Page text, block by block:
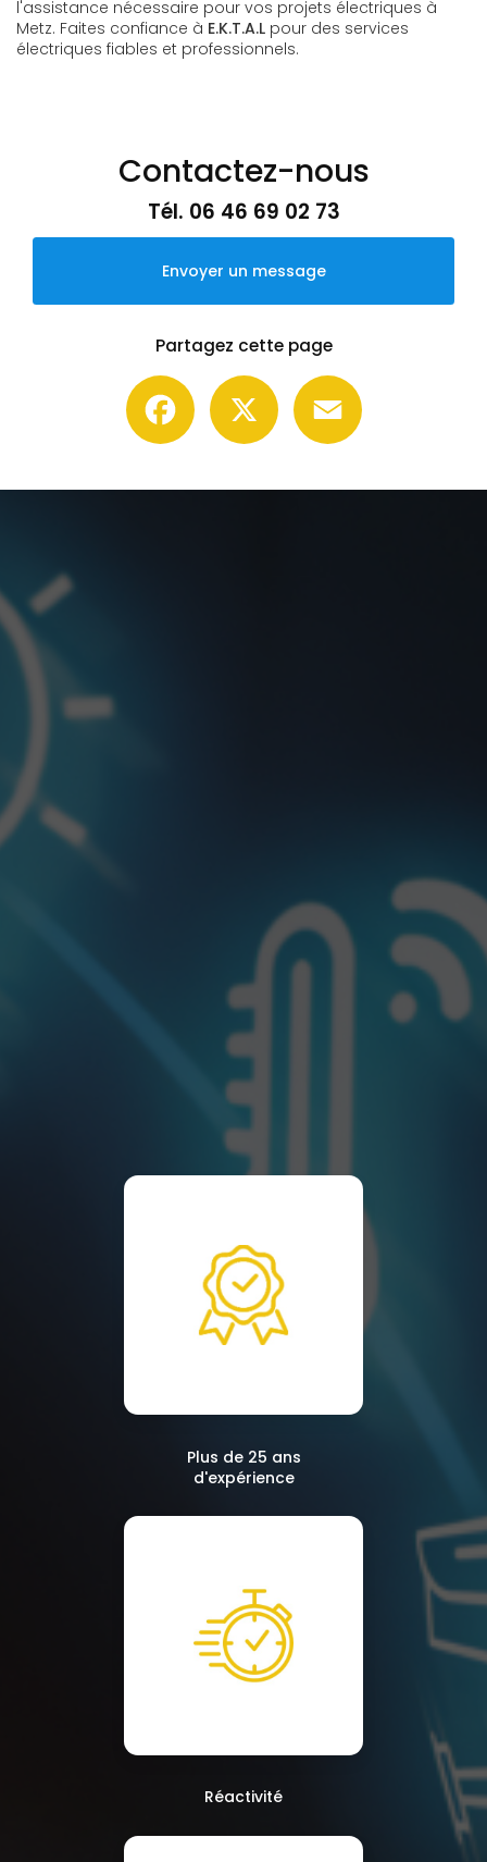
l'assistance nécessaire pour vos projets électriques à
Metz. Faites confiance à E.K.T.A.L pour des services
électriques fiables et professionnels.
Contactez-nous
Tél. 06 46 69 02 73
Envoyer un message
Partagez cette page
Facebook
Plus de 25 ans
d'expérience
Réactivité